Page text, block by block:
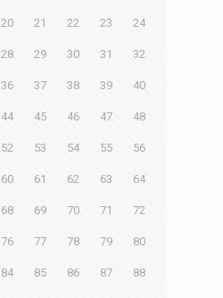
20 21 22 23 24
28 29 30 31 32
36 37 38 39 40
44 45 46 47 48
52 53 54 55 56
60 61 62 63 64
68 69 70 71 72
76 77 78 79 80
84 85 86 87 88